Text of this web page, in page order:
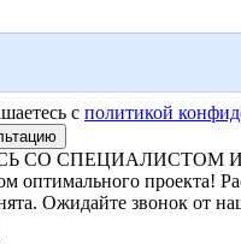
с политикой
СО СПЕЦИАЛИСТОМ
проекта!
Ожидайте звонок от